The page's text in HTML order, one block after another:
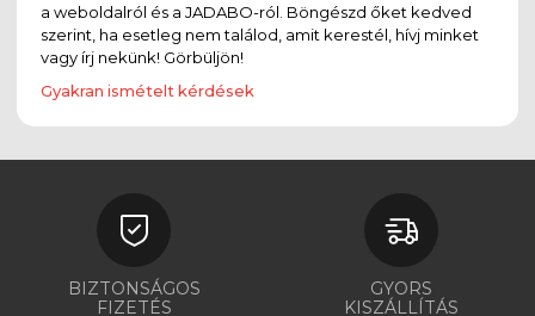
a weboldalról és a JADABO-ról. Böngészd őket kedved
szerint, ha esetleg nem találod, amit kerestél, hívj minket
vagy írj nekünk! Görbüljön!
Gyakran ismételt kérdések
BIZTONSÁGOS
FIZETÉS
GYORS
KISZÁLLÍTÁS